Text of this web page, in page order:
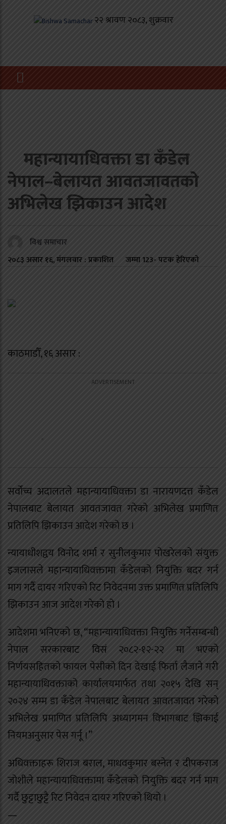
महान्यायाधिवक्ता डा कँडेल
नेपाल–बेलायत आवतजावतको
अभिलेख झिकाउन आदेश
विश्व समाचार
२०८३ असार १६, मंगलवार : प्रकाशित
जम्मा123- पटक हेरिएको
काठमाडौँ, १६ असार :
सर्वोच्च अदालतले महान्यायाधिवक्ता डा नारायणदत्त कँडेल
नेपालबाट बेलायत आवतजावत गरेको अभिलेख प्रमाणित
प्रतिलिपि झिकाउन आदेश गरेको छ ।
न्यायाधीशद्वय विनोद शर्मा र सुनीलकुमार पोखरेलको संयुक्त
इजलासले महान्यायाधिवक्तामा कँडेलको नियुक्ति बदर गर्न
माग गर्दै दायर गरिएको रिट निवेदनमा उक्त प्रमाणित प्रतिलिपि
झिकाउन आज आदेश गरेको हो ।
आदेशमा भनिएको छ, “महान्यायाधिवक्ता नियुक्ति गर्नेसम्बन्धी
नेपाल सरकारबाट विसं २०८२-१२-२२ मा भएको
निर्णयसहितको फायल पेसीको दिन देखाई फिर्ता लैजाने गरी
महान्यायाधिवक्ताको कार्यालयमार्फत तथा २०१५ देखि सन्
२०२४ सम्म डा कँडेल नेपालबाट बेलायत आवतजावत गरेको
अभिलेख प्रमाणित प्रतिलिपि अध्यागमन विभागबाट झिकाई
नियमअनुसार पेस गर्नू ।”
अधिवक्ताहरू शिराज बराल, माधवकुमार बस्नेत र दीपकराज
जोशीले महान्यायाधिवक्तामा कँडेलको नियुक्ति बदर गर्न माग
गर्दै छुट्टाछुट्टै रिट निवेदन दायर गरिएको थियो ।
—